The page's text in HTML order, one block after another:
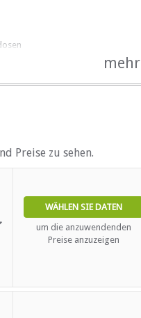
Gebieten
mehr
Preise zu sehen.
WÄHLEN SIE DATEN
um die anzuwendenden
Preise anzuzeigen